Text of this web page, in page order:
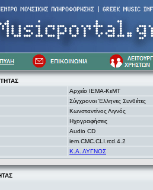
Αρχείο ΙΕΜΑ-ΚεΜΤ
Σύγχρονοι Έλληνες Συνθέτες
Κωνσταντίνος Λιγνός
Ηχογραφήσεις
Audio CD
iem.CMC.CLI.rcd.4.2
Κ.Α. ΛΥΓΝΟΣ